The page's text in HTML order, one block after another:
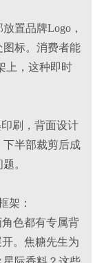
置品牌Logo，
图标。消费者能
上，这种即时
刷，背面设计
下半部裁剪后成
。
架：
色都有专属背
。焦糖先生为